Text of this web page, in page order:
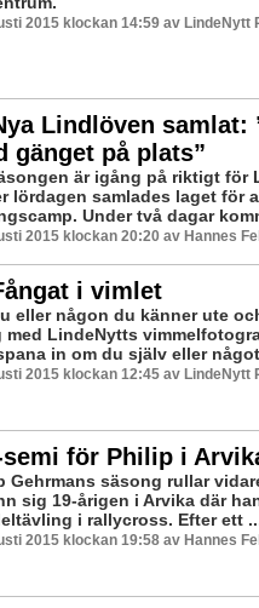
2015 klockan 14:59 av LindeNytt
Lindlöven samlat:
gänget på plats”
är igång på riktigt för
lördagen samlades laget för
Under två dagar
2015 klockan 20:20 av Hannes
i vimlet
eller någon du känner ute
med LindeNytts
in om du själv eller
2015 klockan 12:45 av LindeNytt
semi för Philip i
Gehrmans säsong rullar
sig 19-årigen i Arvika där
i rallycross. Efter ett
2015 klockan 19:58 av Hannes